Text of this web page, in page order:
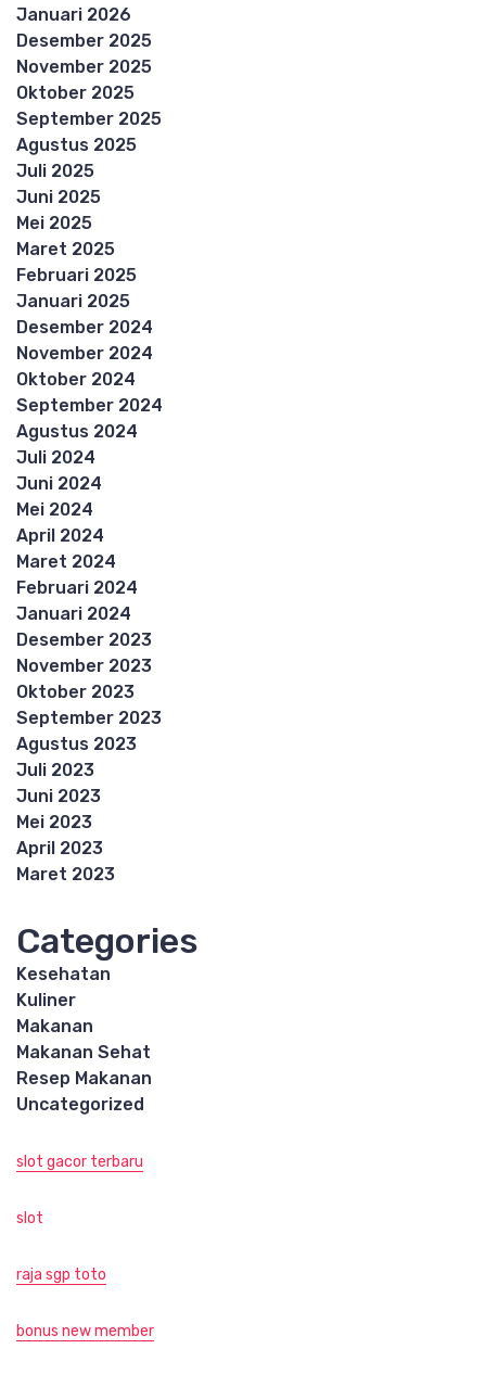
Januari 2026
Desember 2025
November 2025
Oktober 2025
September 2025
Agustus 2025
Juli 2025
Juni 2025
Mei 2025
Maret 2025
Februari 2025
Januari 2025
Desember 2024
November 2024
Oktober 2024
September 2024
Agustus 2024
Juli 2024
Juni 2024
Mei 2024
April 2024
Maret 2024
Februari 2024
Januari 2024
Desember 2023
November 2023
Oktober 2023
September 2023
Agustus 2023
Juli 2023
Juni 2023
Mei 2023
April 2023
Maret 2023
Categories
Kesehatan
Kuliner
Makanan
Makanan Sehat
Resep Makanan
Uncategorized
slot gacor terbaru
slot
raja sgp toto
bonus new member